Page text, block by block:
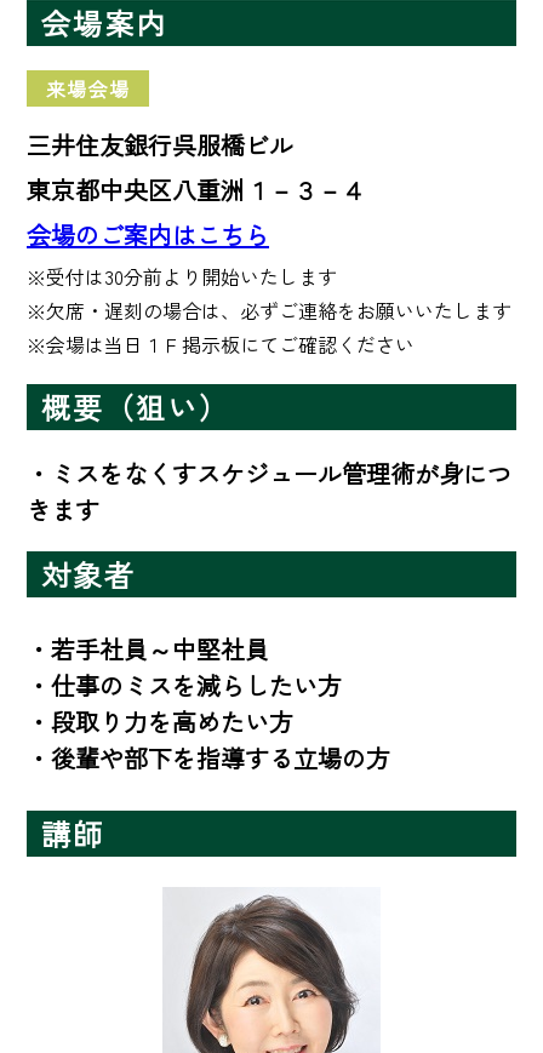
会場案内
来場会場
三井住友銀行呉服橋ビル
東京都中央区八重洲１－３－４
会場のご案内はこちら
※受付は30分前より開始いたします
※欠席・遅刻の場合は、必ずご連絡をお願いいたします
※会場は当日１Ｆ掲示板にてご確認ください
概要（狙い）
・ミスをなくすスケジュール管理術が身につ
きます
対象者
・若手社員～中堅社員
・仕事のミスを減らしたい方
・段取り力を高めたい方
・後輩や部下を指導する立場の方
講師